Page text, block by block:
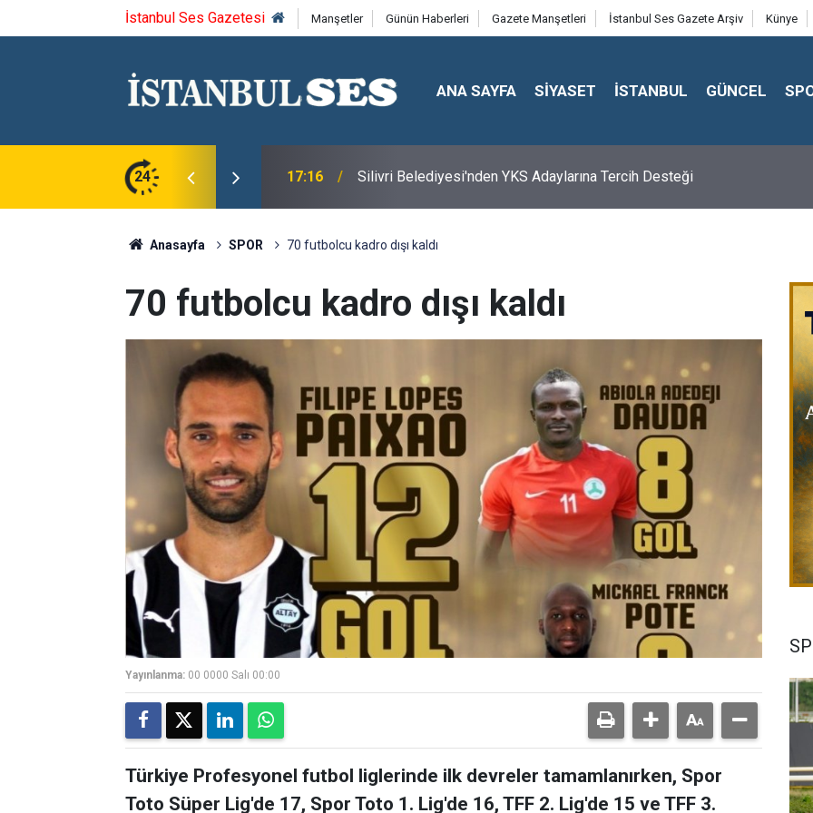
İstanbul Ses Gazetesi Manşetler Günün Haberleri Gazete Manşetleri İstanbul Ses Gazete Arşiv Künye
ANA SAYFA SİYASET İSTANBUL GÜNCEL
24 17:16 Silivri Belediyesi'nden YKS Adaylarına Tercih Desteği
Anasayfa SPOR 70 futbolcu kadro dışı kaldı
70 futbolcu kadro dışı kaldı
Yayınlanma: 00 0000 Salı 00:00
Türkiye Profesyonel futbol liglerinde ilk devreler tamamlanırken, Spor
Toto Süper Lig'de 17, Spor Toto 1. Lig'de 16, TFF 2. Lig'de 15 ve TFF 3.